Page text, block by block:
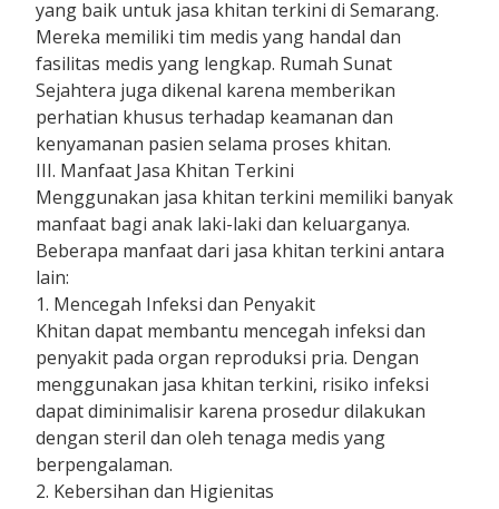
yang baik untuk jasa khitan terkini di Semarang.
Mereka memiliki tim medis yang handal dan
fasilitas medis yang lengkap. Rumah Sunat
Sejahtera juga dikenal karena memberikan
perhatian khusus terhadap keamanan dan
kenyamanan pasien selama proses khitan.
III. Manfaat Jasa Khitan Terkini
Menggunakan jasa khitan terkini memiliki banyak
manfaat bagi anak laki-laki dan keluarganya.
Beberapa manfaat dari jasa khitan terkini antara
lain:
1. Mencegah Infeksi dan Penyakit
Khitan dapat membantu mencegah infeksi dan
penyakit pada organ reproduksi pria. Dengan
menggunakan jasa khitan terkini, risiko infeksi
dapat diminimalisir karena prosedur dilakukan
dengan steril dan oleh tenaga medis yang
berpengalaman.
2. Kebersihan dan Higienitas